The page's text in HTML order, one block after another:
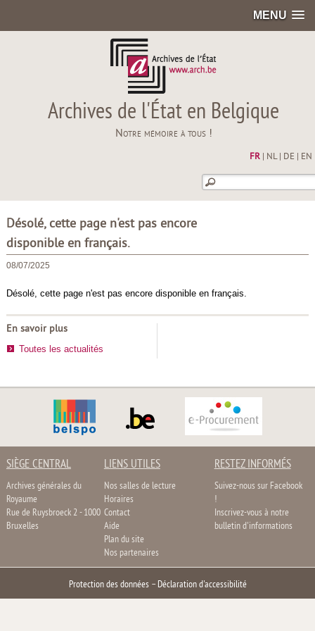
MENU
Archives de l'État en Belgique
Notre mémoire à tous !
FR| NL| DE EN
Désolé, cette page n'est pas encore
disponible en français.
08/07/2025
Désolé, cette page n'est pas encore disponible en français.
En savoir plus
Toutes les actualités
SIÈGE CENTRAL
Archives générales du
Royaume
Rue de Ruysbroeck 2 - 1000
Bruxelles
LIENS UTILES
Nos salles de lecture
Horaires
Contact
Aide
Plan du site
Nos partenaires
RESTEZ INFORMÉS
Suivez-nous sur Facebook
!
Inscrivez-vous à notre
bulletin d'informations
Protection des données– Déclaration d'accessibilité